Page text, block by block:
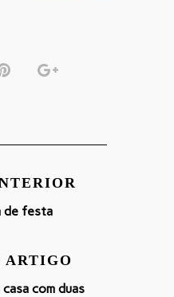
de festa
ARTIGO
casa com duas